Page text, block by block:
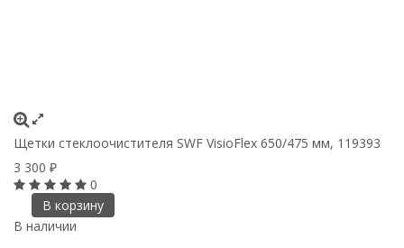
Щетки стеклоочистителя SWF VisioFlex 650/475 мм, 119393
3 300 ₽
0
В корзину
В наличии